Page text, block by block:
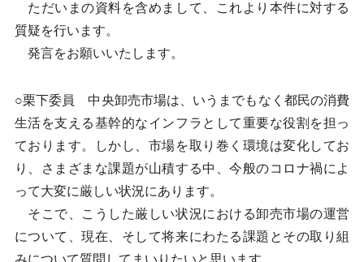
ただいまの資料を含めまして、これより本件に対する
質疑を行います。
発言をお願いいたします。
○栗下委員 中央卸売市場は、いうまでもなく都民の消費
生活を支える基幹的なインフラとして重要な役割を担っ
ております。しかし、市場を取り巻く環境は変化してお
り、さまざまな課題が山積する中、今般のコロナ禍によ
って大変に厳しい状況にあります。
そこで、こうした厳しい状況における卸売市場の運営
について、現在、そして将来にわたる課題とその取り組
みについて質問してまいりたいと思います。